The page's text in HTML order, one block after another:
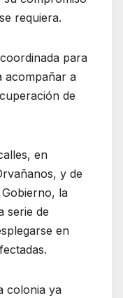
requiera.
para
acompañar a
de
en
y de
la
serie de
en
colonia ya